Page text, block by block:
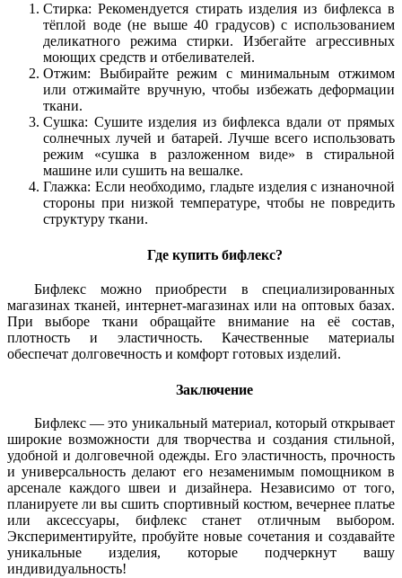
Стирка: Рекомендуется стирать изделия из бифлекса в
тёплой воде (не выше 40 градусов) с использованием
деликатного режима стирки. Избегайте агрессивных
моющих средств и отбеливателей.
Отжим: Выбирайте режим с минимальным отжимом
или отжимайте вручную, чтобы избежать деформации
ткани.
Сушка: Сушите изделия из бифлекса вдали от прямых
солнечных лучей и батарей. Лучше всего использовать
режим «сушка в разложенном виде» в стиральной
машине или сушить на вешалке.
Глажка: Если необходимо, гладьте изделия с изнаночной
стороны при низкой температуре, чтобы не повредить
структуру ткани.
Где купить бифлекс?
Бифлекс можно приобрести в специализированных
магазинах тканей, интернет-магазинах или на оптовых базах.
При выборе ткани обращайте внимание на её состав,
плотность и эластичность. Качественные материалы
обеспечат долговечность и комфорт готовых изделий.
Заключение
Бифлекс — это уникальный материал, который открывает
широкие возможности для творчества и создания стильной,
удобной и долговечной одежды. Его эластичность, прочность
и универсальность делают его незаменимым помощником в
арсенале каждого швеи и дизайнера. Независимо от того,
планируете ли вы сшить спортивный костюм, вечернее платье
или аксессуары, бифлекс станет отличным выбором.
Экспериментируйте, пробуйте новые сочетания и создавайте
уникальные изделия, которые подчеркнут вашу
индивидуальность!